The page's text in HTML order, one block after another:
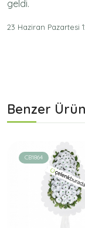
geldi.
23 Haziran Pazartesi
Benzer
CB1864